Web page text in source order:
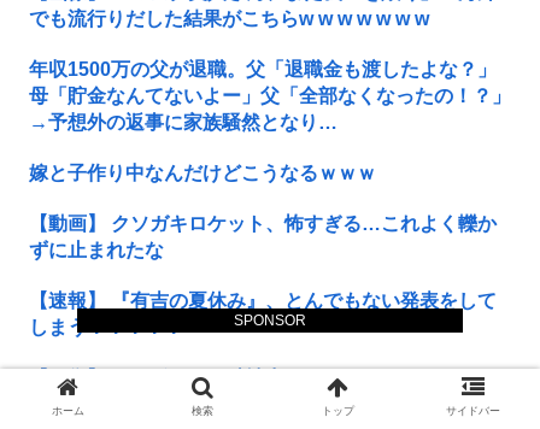
SPONSOR
でも流行りだした結果がこちらw w w w w w w
年収1500万の父が退職。父「退職金も渡したよな？」
母「貯金なんてないよー」父「全部なくなったの！？」
→予想外の返事に家族騒然となり…
嫁と子作り中なんだけどこうなるｗｗｗ
【動画】 クソガキロケット、怖すぎる…これよく轢か
ずに止まれたな
【速報】 『有吉の夏休み』、とんでもない発表をして
しまう！！！！！
【画像】 このボケて、破壊力ありすぎてクッソワロタ
ｗｗｗｗｗｗｗｗｗ
ホーム 検索 トップ サイドバー